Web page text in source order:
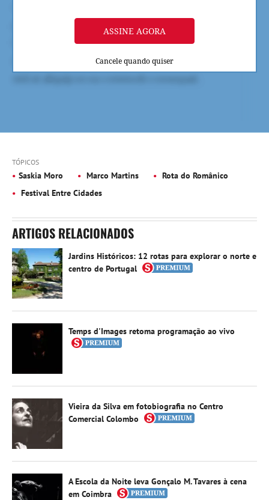
ASSINE AGORA
Cancele quando quiser
TÓPICOS
Saskia Moro Marco Martins
Rota do Românico
Festival Entre Cidades
ARTIGOS RELACIONADOS
Jardins Históricos: 12 rotas para explorar o norte e
centro de Portugal
Temps d'Images retoma programação ao vivo
Vieira da Silva em fotobiografia no Centro
Comercial Colombo
A Escola da Noite leva Gonçalo M. Tavares à cena
em Coimbra